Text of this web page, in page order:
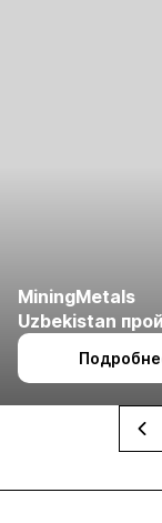
MiningMetals
Uzbekistan
27 по 29
Ташкент